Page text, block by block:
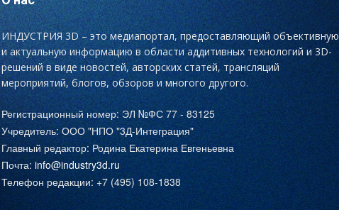
ИНДУСТРИЯ 3D – это медиапортал, предоставляющий объективную
и актуальную информацию в области аддитивных технологий и 3D-
решений в виде новостей, авторских статей, трансляций
мероприятий, блогов, обзоров и многого другого.
Регистрационный номер: ЭЛ №ФС 77 - 83125
Учредитель: ООО "НПО "3Д-Интеграция"
Главный редактор: Родина Екатерина Евгеньевна
Почта:info@industry3d.ru
Телефон редакции: +7 (495) 108-1838